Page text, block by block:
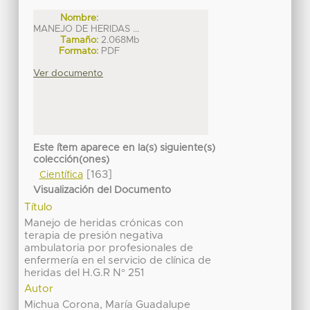
Nombre:
MANEJO DE HERIDAS ...
Tamaño: 2.068Mb
Formato: PDF
Ver documento
Este ítem aparece en la(s) siguiente(s)
colección(ones)
Científica[163]
Visualización del Documento
Título
Manejo de heridas crónicas con
terapia de presión negativa
ambulatoria por profesionales de
enfermería en el servicio de clínica de
heridas del H.G.R N° 251
Autor
Michua Corona, María Guadalupe